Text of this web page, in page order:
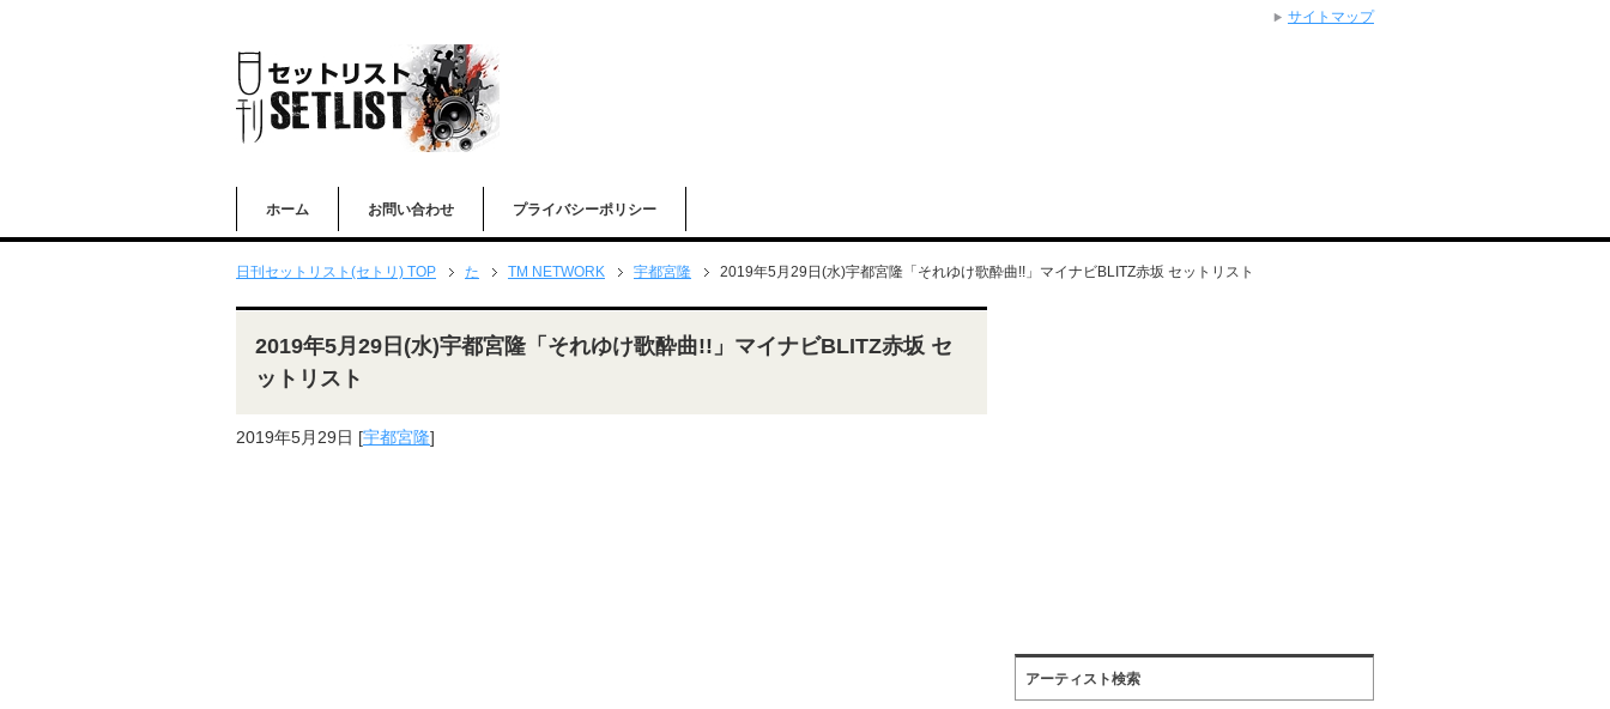
ホーム お問い合わせ プライバシーポリシー
日刊セットリスト(セトリ) TOP た TM NETWORK 宇都宮隆 2019年5月29日(水)宇都宮隆「それゆけ歌酔曲!!」マイナビBLITZ赤坂 セットリスト
2019年5月29日(水)宇都宮隆「それゆけ歌酔曲!!」マイナビBLITZ赤坂 セ
ットリスト
2019年5月29日 [宇都宮隆]
アーティスト検索
サイトマップ